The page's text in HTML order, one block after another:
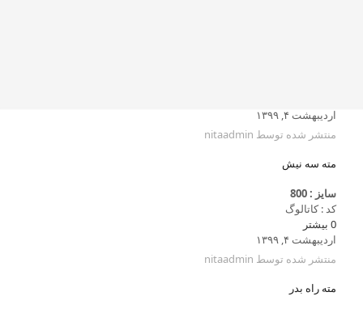
اردیبهشت ۴, ۱۳۹۹
منتشر شده توسط nitaadmin
مته سه نیش
سایز : 800
کد : کاتالوگ
0 بیشتر
اردیبهشت ۴, ۱۳۹۹
منتشر شده توسط nitaadmin
مته راه بدر